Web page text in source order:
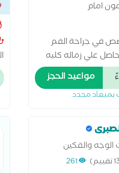
امام
في جراحة الفم
علي زماله كليه
جراحة الفم
والفكين مستشفى
مواعيد الحجز
محدد
والفكين
261